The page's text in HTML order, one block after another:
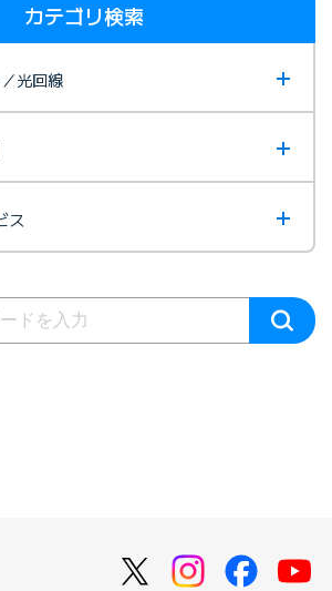
カテゴリ検索
光回線
ス